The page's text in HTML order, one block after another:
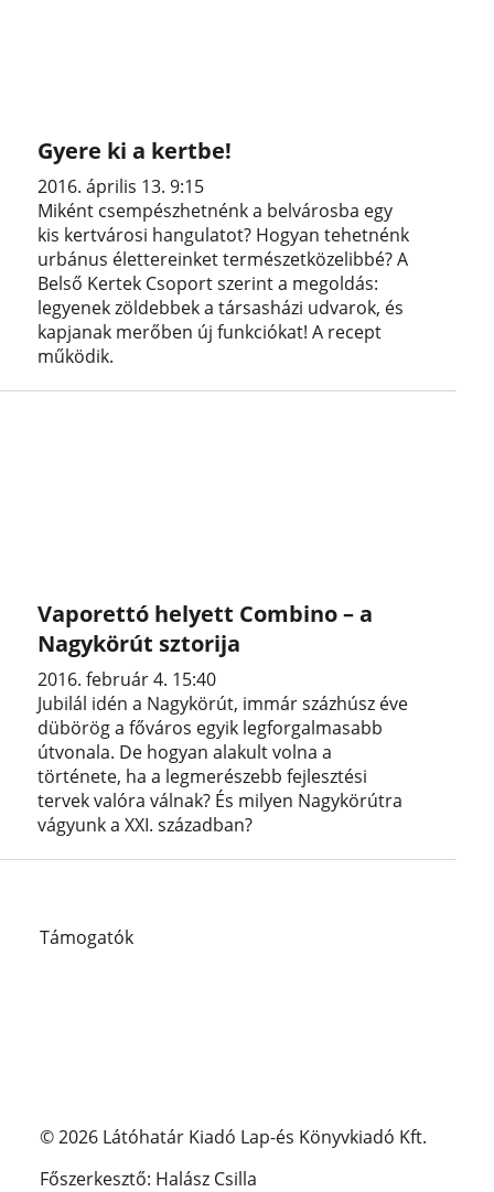
Gyere ki a kertbe!
2016. április 13. 9:15
Miként csempészhetnénk a belvárosba egy
kis kertvárosi hangulatot? Hogyan tehetnénk
urbánus élettereinket természetközelibbé? A
Belső Kertek Csoport szerint a megoldás:
legyenek zöldebbek a társasházi udvarok, és
kapjanak merőben új funkciókat! A recept
működik.
Vaporettó helyett Combino – a
Nagykörút sztorija
2016. február 4. 15:40
Jubilál idén a Nagykörút, immár százhúsz éve
dübörög a főváros egyik legforgalmasabb
útvonala. De hogyan alakult volna a
története, ha a legmerészebb fejlesztési
tervek valóra válnak? És milyen Nagykörútra
vágyunk a XXI. században?
Támogatók
© 2026 Látóhatár Kiadó Lap-és Könyvkiadó Kft.
Főszerkesztő: Halász Csilla